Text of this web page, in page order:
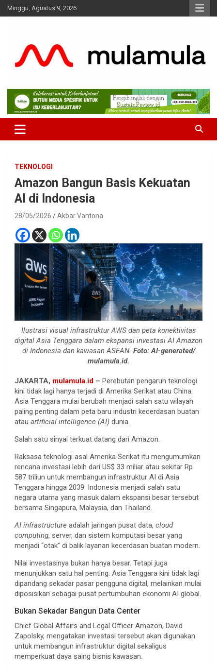
Skip
to
Minggu, Agustus 9, 2026
MulaMula
Medianya para Gen Z
TEKNOLOGI
Amazon Bangun Basis Kekuatan
AI di Indonesia
28/05/2026 Akbar Vantona
Ilustrasi visual infrastruktur AWS dan peta konektivitas
digital Asia Tenggara dalam ekspansi investasi AI Amazon
di Indonesia dan kawasan ASEAN. Foto: AI-generated/
mulamula.id.
JAKARTA, mulamula.id – Perebutan pengaruh teknologi
kini tidak lagi hanya terjadi di Amerika Serikat atau China.
Asia Tenggara mulai berubah menjadi salah satu wilayah
paling penting dalam peta baru industri kecerdasan buatan
atau artificial intelligence (AI) dunia.
Salah satu sinyal terkuat datang dari Amazon.
Raksasa teknologi asal Amerika Serikat itu mengumumkan
rencana investasi lebih dari US$ 33 miliar atau sekitar Rp
587 triliun untuk membangun infrastruktur AI di Asia
Tenggara hingga 2039. Indonesia menjadi salah satu
negara utama yang masuk dalam ekspansi besar tersebut
bersama Singapura, Malaysia, dan Thailand.
AI infrastructure adalah jaringan pusat data, cloud
computing, server, dan sistem komputasi besar yang
menjadi “otak” di balik layanan kecerdasan buatan modern.
Nilai investasinya bukan hanya besar. Tetapi juga
menunjukkan satu hal penting: Asia Tenggara kini tidak lagi
dipandang sekadar pasar pengguna digital, melainkan mulai
diposisikan sebagai pusat pertumbuhan ekonomi AI global.
Bukan Sekadar Bangun Data Center
Chief Global Affairs and Legal Officer Amazon, David
Zapolsky, mengatakan investasi tersebut akan digunakan
untuk membangun infrastruktur digital sekaligus
memperkuat daya saing bisnis kawasan.